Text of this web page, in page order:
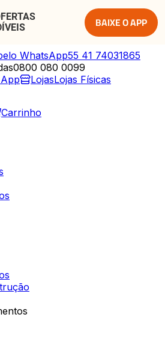
BAIXE O APP
WhatsApp55 41 74031865
0800 080 0099
LojasLojas Físicas
Carrinho